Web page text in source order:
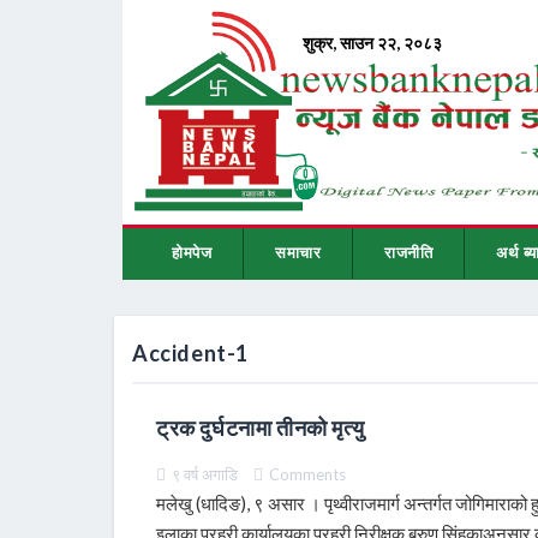
होमपेज समाचार राजनीति अर्थ
Accident-1
ट्रक दुर्घटनामा तीनको मृत्यु
९ वर्ष अगाडि Comments
मलेखु (धादिङ), ९ असार । पृथ्वीराजमार्ग अन्तर्गत
इलाका प्रहरी कार्यालयका प्रहरी निरीक्षक बरुण